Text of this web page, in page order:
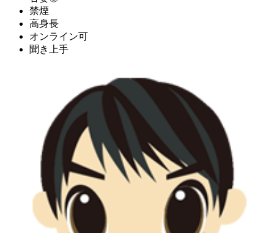
禁煙
高身長
オンライン可
聞き上手